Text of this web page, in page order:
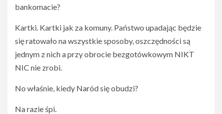
bankomacie?
Kartki. Kartki jak za komuny. Państwo upadając będzie
się ratowało na wszystkie sposoby, oszczędności są
jednym z nich a przy obrocie bezgotówkowym NIKT
NIC nie zrobi.
No właśnie, kiedy Naród się obudzi?
Na razie śpi.